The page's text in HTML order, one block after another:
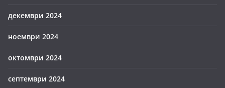
декември 2024
ноември 2024
октомври 2024
септември 2024